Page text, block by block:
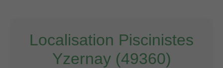
Localisation Piscinistes
Yzernay (49360)